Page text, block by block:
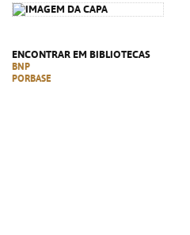
ENCONTRAR EM BIBLIOTECAS
BNP
PORBASE